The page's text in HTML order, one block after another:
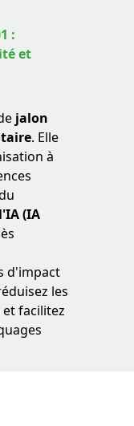
:
et
jalon
. Elle
à
(IA
d'impact
les
facilitez